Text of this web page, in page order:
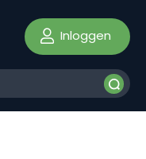
Inloggen